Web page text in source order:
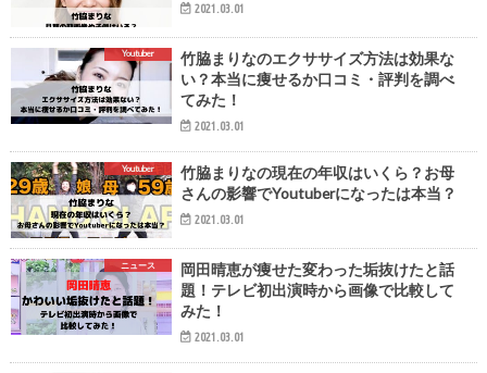
2021.03.01
Youtuber
竹脇まりなのエクササイズ方法は効果な
い？本当に痩せるか口コミ・評判を調べ
てみた！
2021.03.01
Youtuber
竹脇まりなの現在の年収はいくら？お母
さんの影響でYoutuberになったは本当？
2021.03.01
ニュース
岡田晴恵が痩せた変わった垢抜けたと話
題！テレビ初出演時から画像で比較して
みた！
2021.03.01